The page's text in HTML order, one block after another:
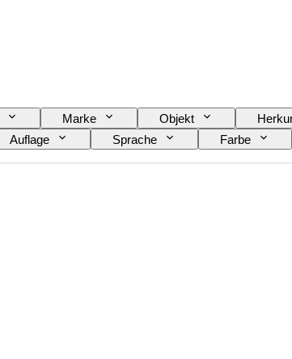
Marke Objekt
Auflage Sprache Farbe
Art von Teleskop Art von Videokamera